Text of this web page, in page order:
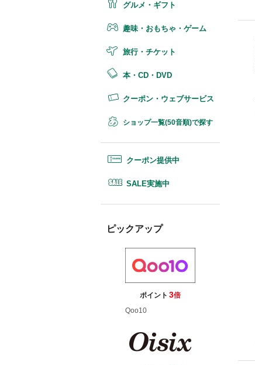
グルメ・ギフト
趣味・おもちゃ・ゲーム
旅行・チケット
本・CD・DVD
クーポン・ウェブサービス
ショップ一覧(50音順)で探す
クーポン提供中
SALE実施中
ピックアップ
ポイント 3倍
Qoo10